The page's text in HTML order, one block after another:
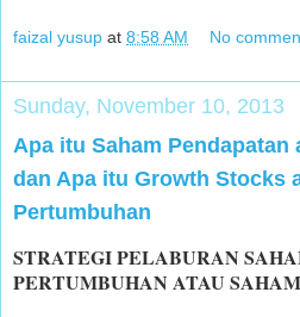
faizal yusup at 8:58 AM No
Sunday, November 10, 2013
Apa itu Saham Pendapatan
dan Apa itu Growth Stocks
Pertumbuhan
STRATEGI PELABURAN
PERTUMBUHAN ATAU